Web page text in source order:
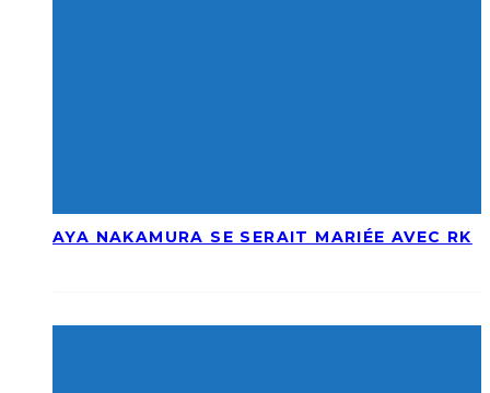
AYA NAKAMURA SE SERAIT MARIÉE AVEC RK